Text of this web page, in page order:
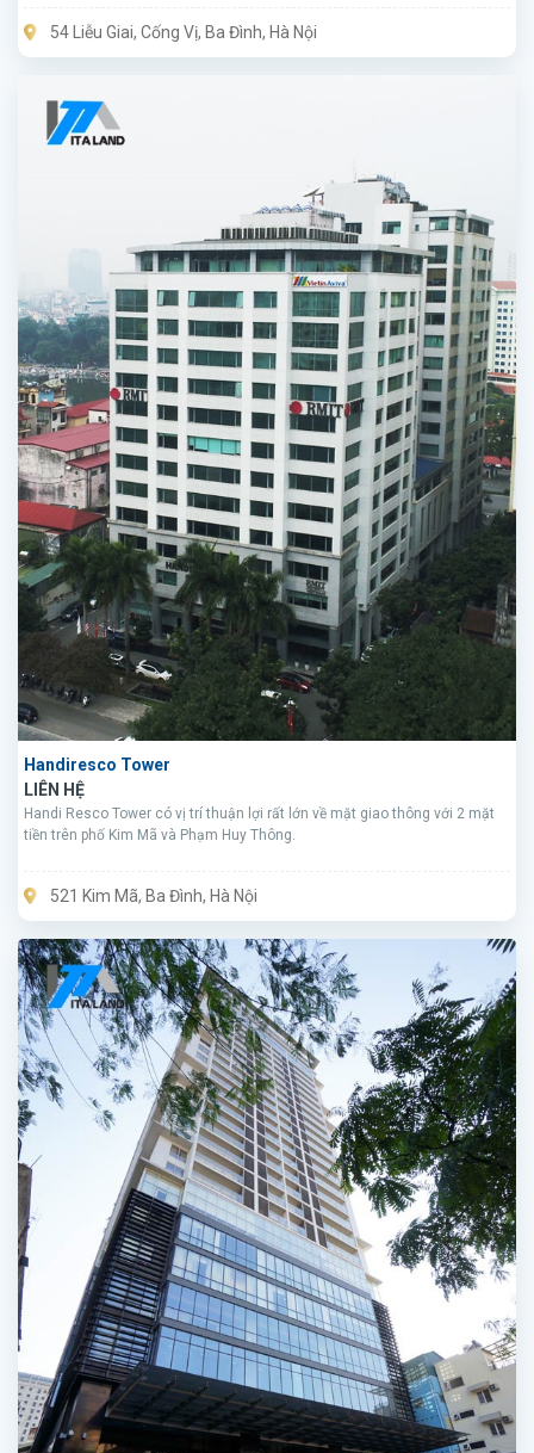
54 Liễu Giai, Cống Vị, Ba Đình, Hà Nội
Handiresco Tower
LIÊN HỆ
Handi Resco Tower có vị trí thuận lợi rất lớn về mặt giao thông với 2 mặt
tiền trên phố Kim Mã và Phạm Huy Thông.
521 Kim Mã, Ba Đình, Hà Nội